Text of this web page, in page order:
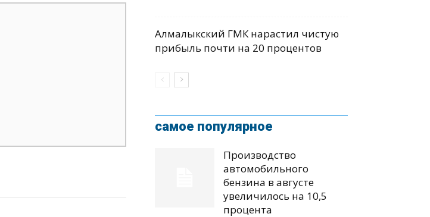
Алмалыкский ГМК нарастил чистую
прибыль почти на 20 процентов
самое популярное
Производство
автомобильного
бензина в августе
увеличилось на 10,5
процента